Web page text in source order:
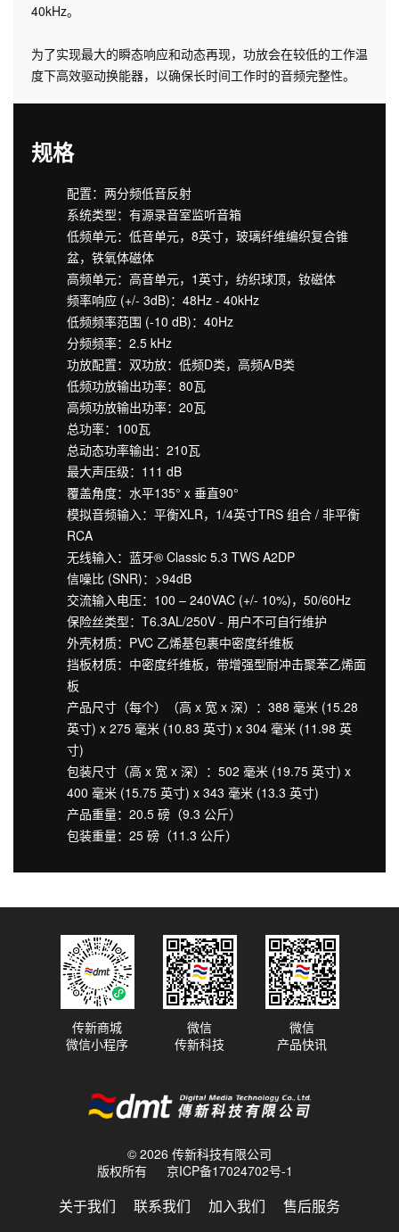
40kHz。
为了实现最大的瞬态响应和动态再现，功放会在较低的工作温
度下高效驱动换能器，以确保长时间工作时的音频完整性。
规格
配置：两分频低音反射
系统类型：有源录音室监听音箱
低频单元：低音单元，8英寸，玻璃纤维编织复合锥
盆，铁氧体磁体
高频单元：高音单元，1英寸，纺织球顶，钕磁体
频率响应 (+/- 3dB)：48Hz - 40kHz
低频频率范围 (-10 dB)：40Hz
分频频率：2.5 kHz
功放配置：双功放：低频D类，高频A/B类
低频功放输出功率：80瓦
高频功放输出功率：20瓦
总功率：100瓦
总动态功率输出：210瓦
最大声压级：111 dB
覆盖角度：水平135° x 垂直90°
模拟音频输入：平衡XLR，1/4英寸TRS 组合 / 非平衡
RCA
无线输入：蓝牙® Classic 5.3 TWS A2DP
信噪比 (SNR)：>94dB
交流输入电压：100 – 240VAC (+/- 10%)，50/60Hz
保险丝类型：T6.3AL/250V - 用户不可自行维护
外壳材质：PVC 乙烯基包裹中密度纤维板
挡板材质：中密度纤维板，带增强型耐冲击聚苯乙烯面
板
产品尺寸（每个）（高 x 宽 x 深）：388 毫米 (15.28
英寸) x 275 毫米 (10.83 英寸) x 304 毫米 (11.98 英
寸)
包装尺寸（高 x 宽 x 深）：502 毫米 (19.75 英寸) x
400 毫米 (15.75 英寸) x 343 毫米 (13.3 英寸)
产品重量：20.5 磅（9.3 公斤）
包装重量：25 磅（11.3 公斤）
© 2026 传新科技有限公司
版权所有
京ICP备17024702号-1
关于我们 联系我们 加入我们 售后服务
传新商城
微信小程序
微信
传新科技
微信
产品快讯